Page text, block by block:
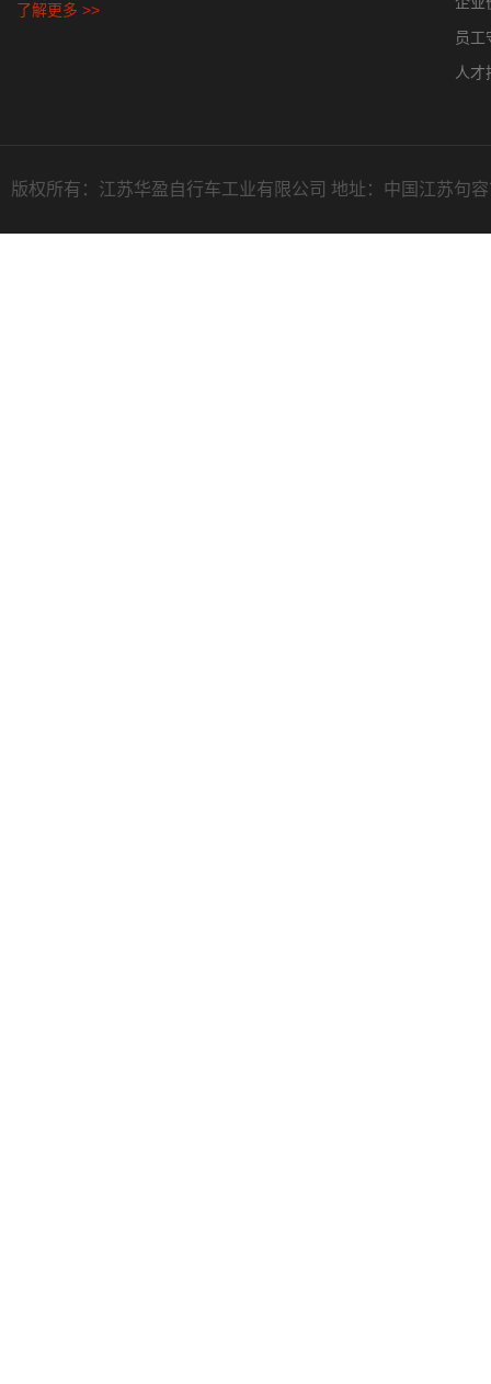
了解更多 >>
员工
人才
版权所有：江苏华盈自行车工业有限公司 地址：中国江苏句